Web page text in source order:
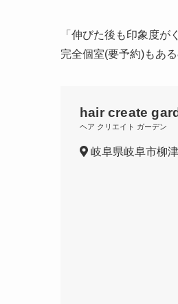
「伸びた後も印象度が
完全個室(要予約)もあ
hair create
ヘア クリエイト ガーデン
岐阜県岐阜市柳